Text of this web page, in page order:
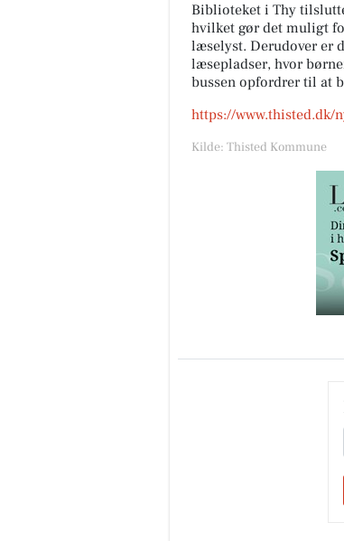
Biblioteket i Thy
hvilket gør det muligt
læselyst. Derudover er
læsepladser, hvor
bussen opfordrer til at
https://www.thisted.dk/
Kilde: Thisted Kommune